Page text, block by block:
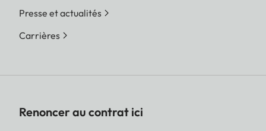
Presse et actualités
Carrières
Renoncer au contrat ici